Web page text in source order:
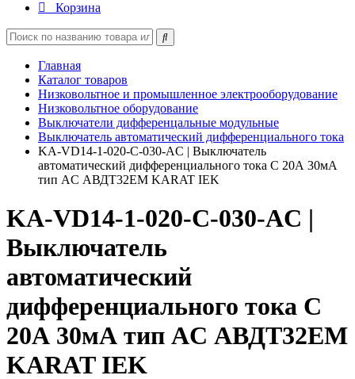
Корзина
Главная
Каталог товаров
Низковольтное и промышленное электрооборудование
Низковольтное оборудование
Выключатели дифференцальные модульные
Выключатель автоматический дифференциального тока
KA-VD14-1-020-C-030-AC | Выключатель
автоматический дифференциального тока C 20А 30мА
тип AC АВДТ32EM KARAT IEK
KA-VD14-1-020-C-030-AC |
Выключатель
автоматический
дифференциального тока C
20А 30мА тип AC АВДТ32EM
KARAT IEK